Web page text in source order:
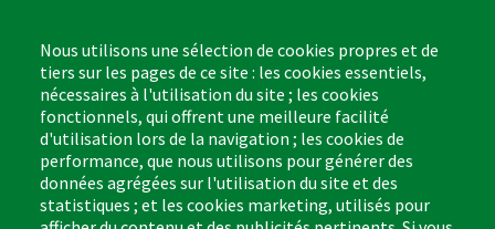
Monday - Friday,
8:00am - 4:30pm CST
Footer
Cleaning Tips
Kitchen & Surface
Nous utilisons une sélection de cookies propres et de
tiers sur les pages de ce site : les cookies essentiels,
nécessaires à l'utilisation du site ; les cookies
fonctionnels, qui offrent une meilleure facilité
d'utilisation lors de la navigation ; les cookies de
performance, que nous utilisons pour générer des
données agrégées sur l'utilisation du site et des
statistiques ; et les cookies marketing, utilisés pour